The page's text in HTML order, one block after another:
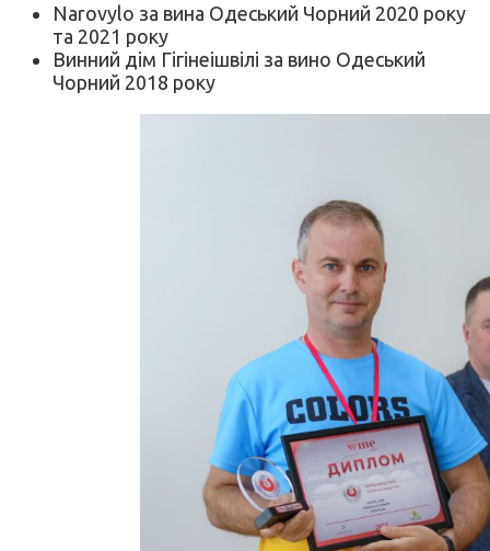
Narovylo за вина Одеський Чорний 2020 року
та 2021 року
Винний дім Гігінеішвілі за вино Одеський
Чорний 2018 року